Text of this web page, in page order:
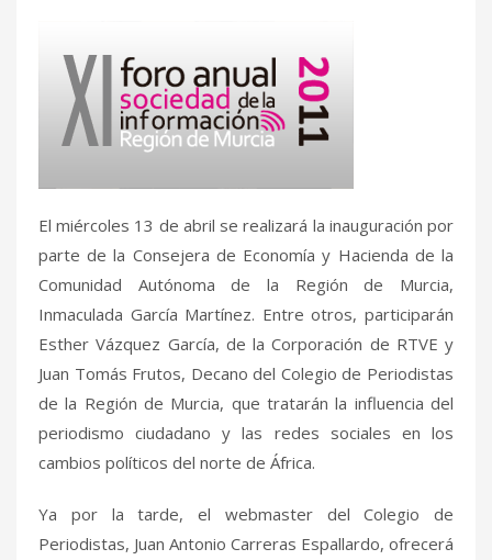
El miércoles 13 de abril se realizará la inauguración por
parte de la Consejera de Economía y Hacienda de la
Comunidad Autónoma de la Región de Murcia,
Inmaculada García Martínez. Entre otros, participarán
Esther Vázquez García, de la Corporación de RTVE y
Juan Tomás Frutos, Decano del Colegio de Periodistas
de la Región de Murcia, que tratarán la influencia del
periodismo ciudadano y las redes sociales en los
cambios políticos del norte de África.
Ya por la tarde, el webmaster del Colegio de
Periodistas, Juan Antonio Carreras Espallardo, ofrecerá